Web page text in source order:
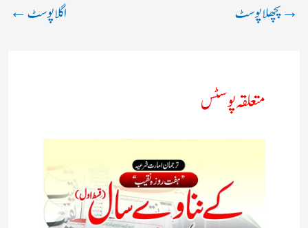
→پچھلا پوسٹ اگلا پوسٹ←
متعلقہ پوسٹس